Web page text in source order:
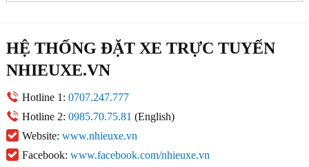
HỆ THỐNG ĐẶT XE TRỰC TUYẾN
NHIEUXE.VN
Hotline 1: 0707.247.777
Hotline 2: 0985.70.75.81 (English)
Website: www.nhieuxe.vn
Facebook: www.facebook.com/nhieuxe.vn